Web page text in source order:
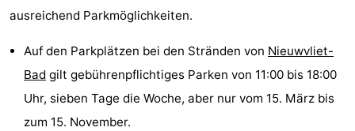
Meersee
Beach
Resort
ausreichend Parkmöglichkeiten.
Auf den Parkplätzen bei den Stränden von Nieuwvliet-
Bad gilt gebührenpflichtiges Parken von 11:00 bis 18:00
Uhr, sieben Tage die Woche, aber nur vom 15. März bis
zum 15. November.